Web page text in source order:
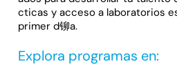
cticas y acceso a laboratorios
primer d铆a.
Explora programas en: